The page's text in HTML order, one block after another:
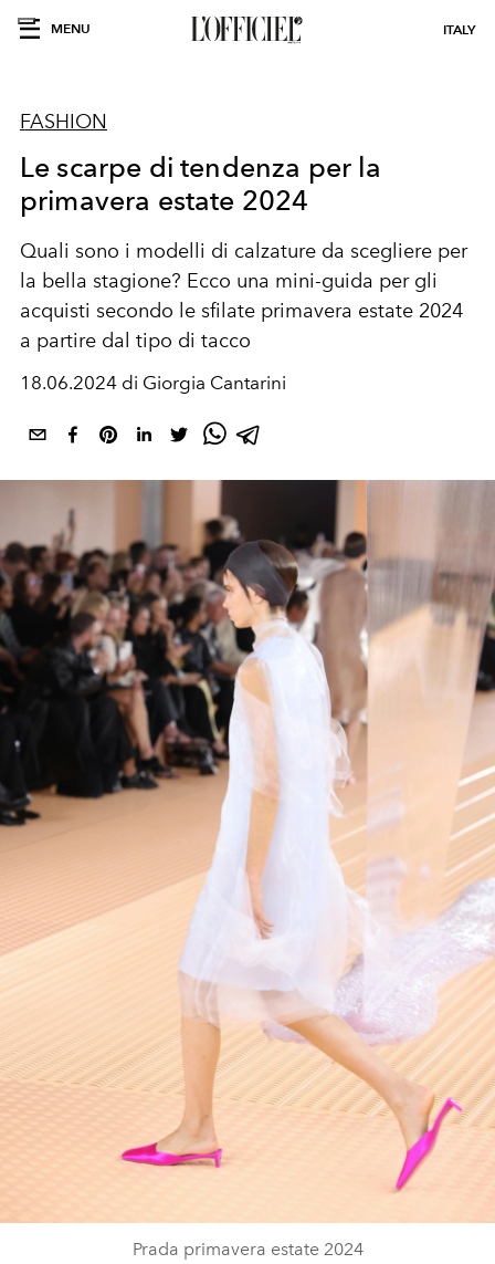
MENU ITALY
FASHION
Le scarpe di tendenza per la
primavera estate 2024
Quali sono i modelli di calzature da scegliere per
la bella stagione? Ecco una mini-guida per gli
acquisti secondo le sfilate primavera estate 2024
a partire dal tipo di tacco
18.06.2024 di Giorgia Cantarini
Prada primavera estate 2024